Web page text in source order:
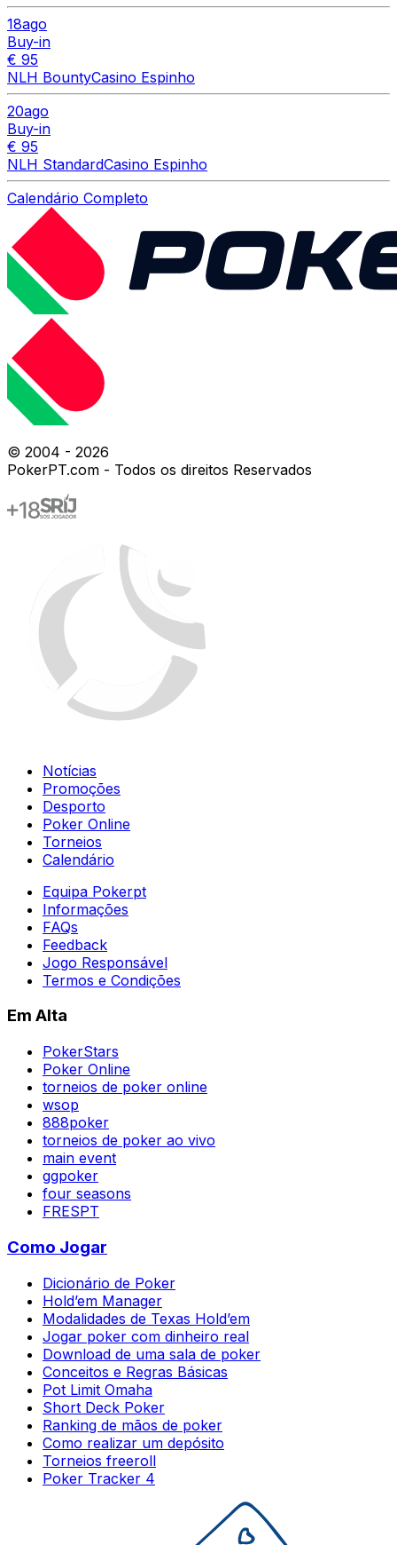
18ago
Buy-in
€ 95
NLH BountyCasino Espinho
20ago
Buy-in
€ 95
NLH StandardCasino Espinho
Calendário Completo
© 2004 - 2026
PokerPT.com - Todos os direitos Reservados
Notícias
Promoções
Desporto
Poker Online
Torneios
Calendário
Equipa Pokerpt
Informações
FAQs
Feedback
Jogo Responsável
Termos e Condições
Em Alta
PokerStars
Poker Online
torneios de poker online
wsop
888poker
torneios de poker ao vivo
main event
ggpoker
four seasons
FRESPT
Como Jogar
Dicionário de Poker
Hold’em Manager
Modalidades de Texas Hold’em
Jogar poker com dinheiro real
Download de uma sala de poker
Conceitos e Regras Básicas
Pot Limit Omaha
Short Deck Poker
Ranking de mãos de poker
Como realizar um depósito
Torneios freeroll
Poker Tracker 4